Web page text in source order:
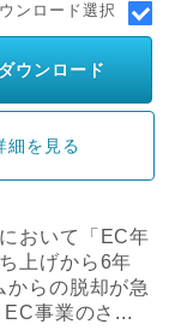
ンロード選択
ウンロード
細を見る
おいて「EC年
上げから6年
らの脱却が急
事業のさ...